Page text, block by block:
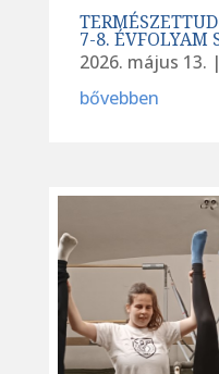
7-8. ÉVFOLYAM
2026. május 13. |
bővebben